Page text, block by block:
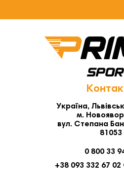
Україна,
м.
вул. Степана
81053
0 800 33
+38 093 332 67